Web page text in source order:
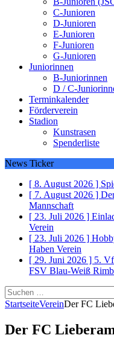
C-Junioren
D-Junioren
E-Junioren
F-Junioren
G-Junioren
Juniorinnen
B-Juniorinnen
D / C-
Terminkalender
Förderverein
Stadion
Kunstrasen
Spenderliste
News Ticker
[ 8. August 2026 ]
[ 7. August 2026 ]
Mannschaft
[ 23. Juli 2026 ]
Verein
[ 23. Juli 2026 ]
Haben Verein
[ 29. Juni 2026 ] 5.
FSV Blau-Weiß
Suchen
nach:
StartseiteVereinDer FC
Der FC